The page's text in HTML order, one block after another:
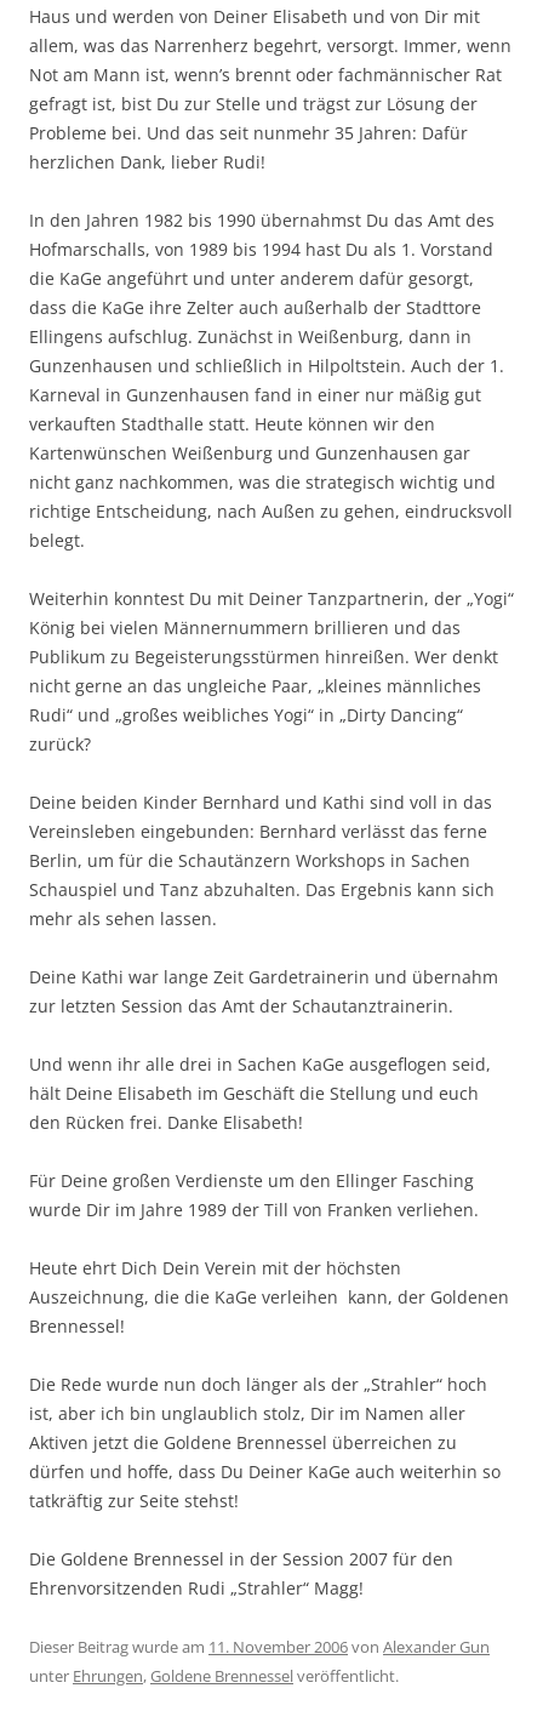
Haus und werden von Deiner Elisabeth und von Dir mit
allem, was das Narrenherz begehrt, versorgt. Immer, wenn
Not am Mann ist, wenn’s brennt oder fachmännischer Rat
gefragt ist, bist Du zur Stelle und trägst zur Lösung der
Probleme bei. Und das seit nunmehr 35 Jahren: Dafür
herzlichen Dank, lieber Rudi!
In den Jahren 1982 bis 1990 übernahmst Du das Amt des
Hofmarschalls, von 1989 bis 1994 hast Du als 1. Vorstand
die KaGe angeführt und unter anderem dafür gesorgt,
dass die KaGe ihre Zelter auch außerhalb der Stadttore
Ellingens aufschlug. Zunächst in Weißenburg, dann in
Gunzenhausen und schließlich in Hilpoltstein. Auch der 1.
Karneval in Gunzenhausen fand in einer nur mäßig gut
verkauften Stadthalle statt. Heute können wir den
Kartenwünschen Weißenburg und Gunzenhausen gar
nicht ganz nachkommen, was die strategisch wichtig und
richtige Entscheidung, nach Außen zu gehen, eindrucksvoll
belegt.
Weiterhin konntest Du mit Deiner Tanzpartnerin, der „Yogi“
König bei vielen Männernummern brillieren und das
Publikum zu Begeisterungsstürmen hinreißen. Wer denkt
nicht gerne an das ungleiche Paar, „kleines männliches
Rudi“ und „großes weibliches Yogi“ in „Dirty Dancing“
zurück?
Deine beiden Kinder Bernhard und Kathi sind voll in das
Vereinsleben eingebunden: Bernhard verlässt das ferne
Berlin, um für die Schautänzern Workshops in Sachen
Schauspiel und Tanz abzuhalten. Das Ergebnis kann sich
mehr als sehen lassen.
Deine Kathi war lange Zeit Gardetrainerin und übernahm
zur letzten Session das Amt der Schautanztrainerin.
Und wenn ihr alle drei in Sachen KaGe ausgeflogen seid,
hält Deine Elisabeth im Geschäft die Stellung und euch
den Rücken frei. Danke Elisabeth!
Für Deine großen Verdienste um den Ellinger Fasching
wurde Dir im Jahre 1989 der Till von Franken verliehen.
Heute ehrt Dich Dein Verein mit der höchsten
Auszeichnung, die die KaGe verleihen kann, der Goldenen
Brennessel!
Die Rede wurde nun doch länger als der „Strahler“ hoch
ist, aber ich bin unglaublich stolz, Dir im Namen aller
Aktiven jetzt die Goldene Brennessel überreichen zu
dürfen und hoffe, dass Du Deiner KaGe auch weiterhin so
tatkräftig zur Seite stehst!
Die Goldene Brennessel in der Session 2007 für den
Ehrenvorsitzenden Rudi „Strahler“ Magg!
Dieser Beitrag wurde am 11. November 2006von Alexander Gun
unter Ehrungen,Goldene Brennesselveröffentlicht.